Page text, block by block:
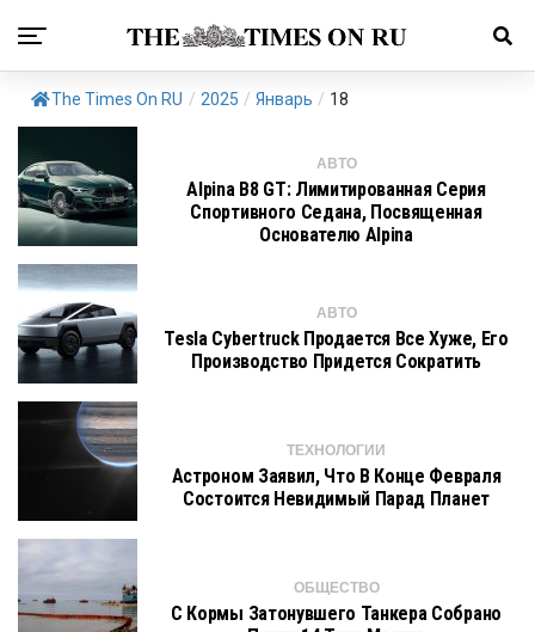
The Times On RU / 2025 / Январь / 18
АВТО
Alpina B8 GT: Лимитированная Серия
Спортивного Седана, Посвященная
Основателю Alpina
АВТО
Tesla Cybertruck Продается Все Хуже, Его
Производство Придется Сократить
ТЕХНОЛОГИИ
Астроном Заявил, Что В Конце Февраля
Состоится Невидимый Парад Планет
ОБЩЕСТВО
С Кормы Затонувшего Танкера Собрано